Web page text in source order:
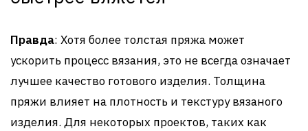
Правда: Хотя более толстая пряжа может
ускорить процесс вязания, это не всегда означает
лучшее качество готового изделия. Толщина
пряжи влияет на плотность и текстуру вязаного
изделия. Для некоторых проектов, таких как